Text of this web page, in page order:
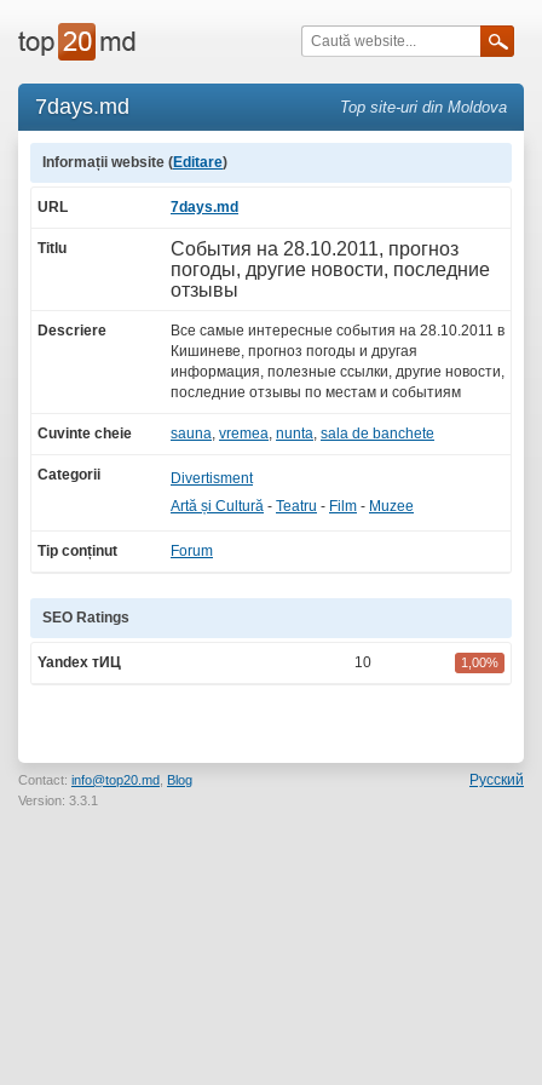
7days.md Top site-uri din Moldova
Informații website (Editare)
URL 7days.md
Titlu
События на 28.10.2011, прогноз
погоды, другие новости, последние
отзывы
Descriere
Все самые интересные события на 28.10.2011 в
Кишиневе, прогноз погоды и другая
информация, полезные ссылки, другие новости,
последние отзывы по местам и событиям
Cuvinte cheie sauna, vremea, nunta, sala de banchete
Categorii
Divertisment
Artă și Cultură - Teatru - Film - Muzee
Tip conținut Forum
SEO Ratings
Yandex тИЦ 10 1,00%
Contact: info@top20.md Blog
Version: 3.3.1
Русский